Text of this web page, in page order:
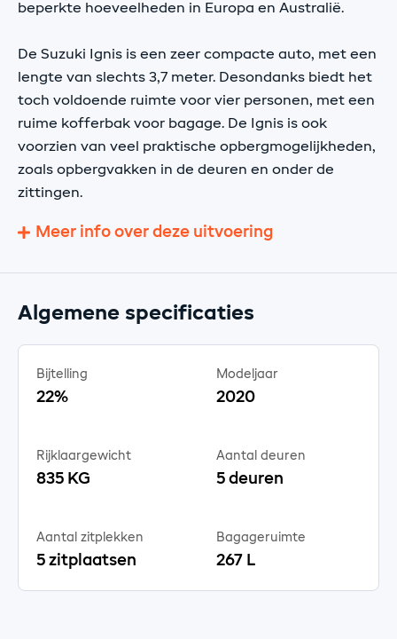
beperkte hoeveelheden in Europa en Australië.
De Suzuki Ignis is een zeer compacte auto, met een
lengte van slechts 3,7 meter. Desondanks biedt het
toch voldoende ruimte voor vier personen, met een
ruime kofferbak voor bagage. De Ignis is ook
voorzien van veel praktische opbergmogelijkheden,
zoals opbergvakken in de deuren en onder de
zittingen.
Meer info over deze uitvoering
Algemene specificaties
Bijtelling
22%
Modeljaar
2020
Rijklaargewicht
835 KG
Aantal deuren
5 deuren
Aantal zitplekken
5 zitplaatsen
Bagageruimte
267 L